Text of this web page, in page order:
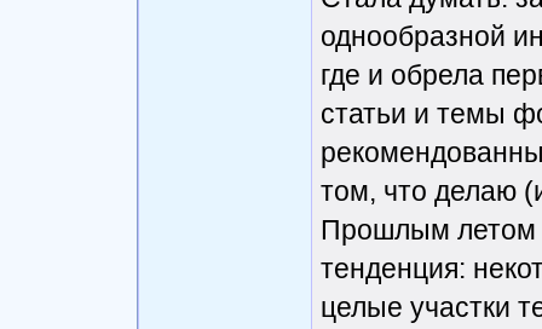
однообразной
где и обрела
статьи и темы
том, что делаю
Прошлым летом
тенденция:
целые участки